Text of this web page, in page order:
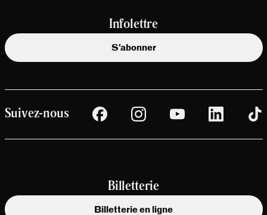
Infolettre
S'abonner
Suivez-nous
Billetterie
Billetterie en ligne